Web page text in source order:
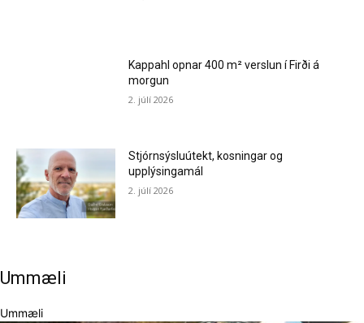
Kappahl opnar 400 m² verslun í Firði á
morgun
2. júlí 2026
Stjórnsýsluútekt, kosningar og
upplýsingamál
2. júlí 2026
Ummæli
Ummæli